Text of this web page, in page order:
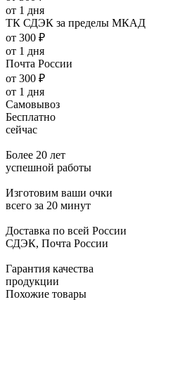
от 1 дня
ТК СДЭК за пределы МКАД
от 300 ₽
от 1 дня
Почта России
от 300 ₽
от 1 дня
Самовывоз
Бесплатно
сейчас
Более 20 лет
успешной работы
Изготовим ваши очки
всего за 20 минут
Доставка по всей России
СДЭК, Почта России
Гарантия качества
продукции
Похожие товары